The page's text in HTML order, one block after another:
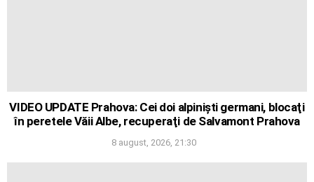
VIDEO UPDATE Prahova: Cei doi alpinişti germani, blocaţi
în peretele Văii Albe, recuperaţi de Salvamont Prahova
8 august, 2026, 21:30